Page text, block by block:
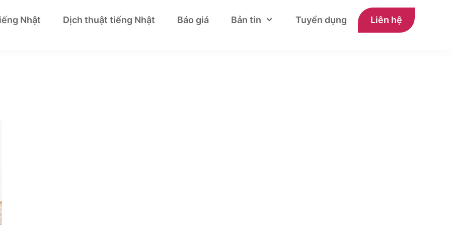
Nhật Dịch thuật tiếng Nhật Báo giá Bản tin Tuyển dụng Liên hệ